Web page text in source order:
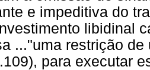
e impeditiva do
libidinal
..."uma restrição
para executar